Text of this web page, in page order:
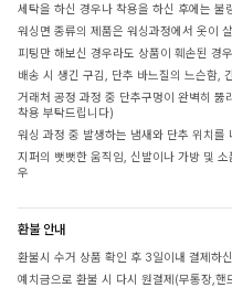
세탁을 하신 경우나 착용을 하신 후에는 불
워싱면 종류의 제품은 워싱과정에서 옷이
피팅만 해보신 경우라도 상품이 훼손된 경
배송 시 생긴 구김, 단추 바느질의 느슨함,
거래처 공정 과정 중 단추구멍이 완벽히 뚫
착용 부탁드립니다)
워싱 과정 중 발생하는 냄새와 단추 위치를
지퍼의 뻣뻣한 움직임, 신발이나 가방 및
우
환불 안내
환불시 수거 상품 확인 후 3일이내 결제하
예치금으로 환불 시 다시 원결제(무통장,핸